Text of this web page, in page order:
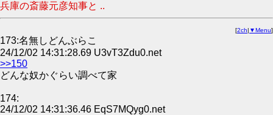
兵庫の斎藤元彦知事と ..
[2ch| ▼Menu]
173:名無しどんぶらこ
24/12/02 14:31:28.69 U3vT3Zdu0.net
>>150
どんな奴かぐらい調べて家
174:
24/12/02 14:31:36.46 EqS7MQyg0.net